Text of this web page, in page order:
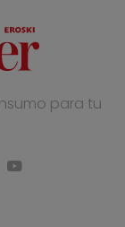
para tu